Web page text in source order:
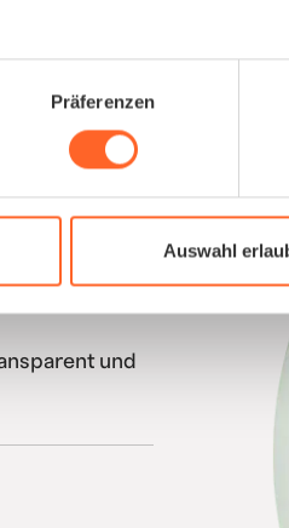
Präferenzen
Auswahl
aus einer
machen
und